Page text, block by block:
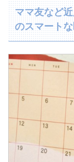
ママ友など
のスマート